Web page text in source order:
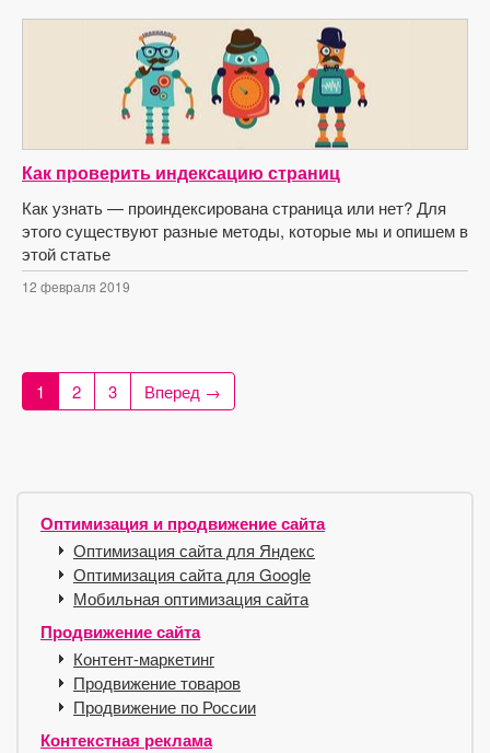
Как проверить индексацию страниц
Как узнать — проиндексирована страница или нет? Для
этого существуют разные методы, которые мы и опишем в
этой статье
12 февраля 2019
1 2 3 Вперед →
Оптимизация и продвижение сайта
Оптимизация сайта для Яндекс
Оптимизация сайта для Google
Мобильная оптимизация сайта
Продвижение сайта
Контент-маркетинг
Продвижение товаров
Продвижение по России
Контекстная реклама